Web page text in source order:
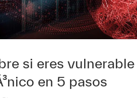
si eres
en 5 pasos